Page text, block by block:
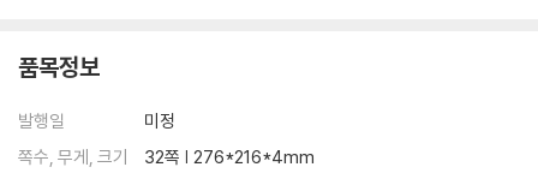
품목정보
발행일
미정
쪽수, 무게, 크기
32쪽 | 276*216*4mm